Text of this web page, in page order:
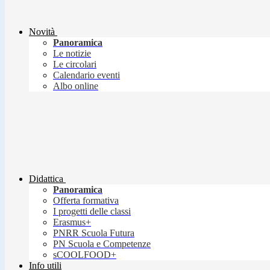
Novità
Panoramica
Le notizie
Le circolari
Calendario eventi
Albo online
Didattica
Panoramica
Offerta formativa
I progetti delle classi
Erasmus+
PNRR Scuola Futura
PN Scuola e Competenze
sCOOLFOOD+
Info utili